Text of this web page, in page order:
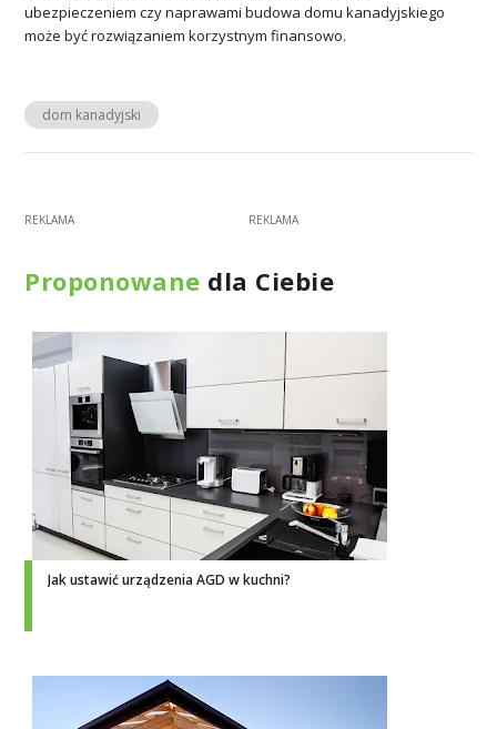
ubezpieczeniem czy naprawami budowa domu kanadyjskiego
może być rozwiązaniem korzystnym finansowo.
dom kanadyjski
Proponowane dla Ciebie
Jak ustawić urządzenia AGD w kuchni?